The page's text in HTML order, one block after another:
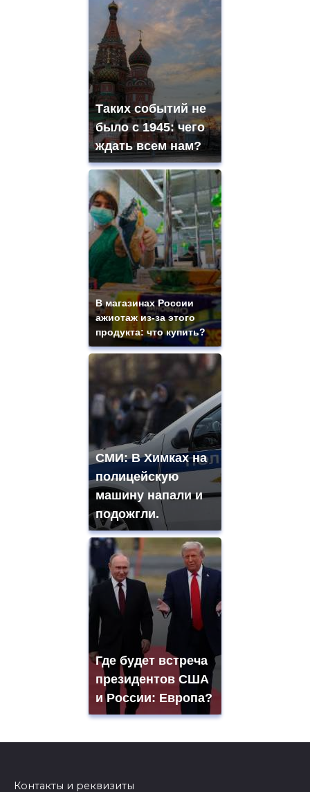
Таких событий не
было с 1945: чего
ждать всем нам?
В магазинах России
ажиотаж из-за этого
продукта: что купить?
СМИ: В Химках на
полицейскую
машину напали и
подожгли.
Где будет встреча
президентов США
и России: Европа?
Контакты и реквизиты